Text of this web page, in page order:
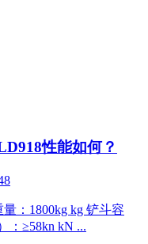
性能如何？
：1800kg kg 铲斗容
：≥58kn kN ...